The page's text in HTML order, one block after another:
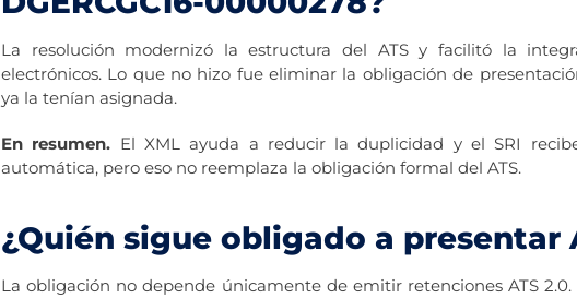
La resolución modernizó la estructura del ATS y facilitó la
electrónicos. Lo que no hizo fue eliminar la obligación de
ya la tenían asignada.
En resumen. El XML ayuda a reducir la duplicidad y el SRI
automática, pero eso no reemplaza la obligación formal del ATS.
¿Quién sigue obligado a presentar
La obligación no depende únicamente de emitir retenciones ATS